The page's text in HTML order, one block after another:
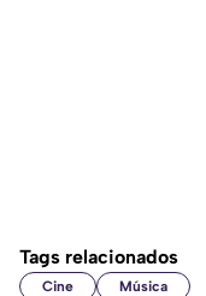
Tags relacionados
Cine Música